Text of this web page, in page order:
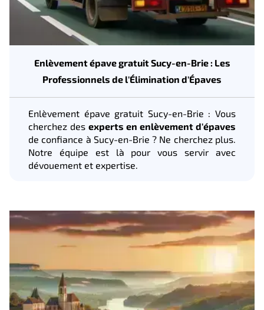
Enlèvement épave gratuit Sucy-en-Brie : Les
Professionnels de l'Élimination d'Épaves
Enlèvement épave gratuit Sucy-en-Brie : Vous
cherchez des experts en enlèvement d'épaves
de confiance à Sucy-en-Brie ? Ne cherchez plus.
Notre équipe est là pour vous servir avec
dévouement et expertise.